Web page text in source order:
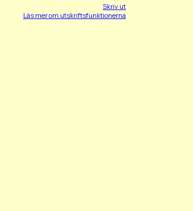
Skriv ut
Läs mer om utskriftsfunktionerna